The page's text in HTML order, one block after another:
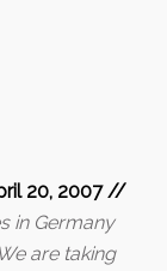
20, 2007 //
in Germany
are taking